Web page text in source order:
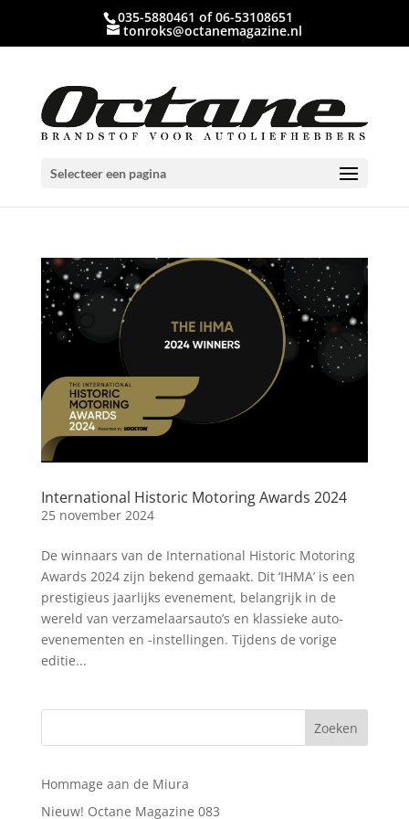
035-5880461 of 06-53108651
tonroks@octanemagazine.nl
Selecteer een pagina
International Historic Motoring Awards 2024
25 november 2024
De winnaars van de International Historic Motoring
Awards 2024 zijn bekend gemaakt. Dit ‘IHMA’ is een
prestigieus jaarlijks evenement, belangrijk in de
wereld van verzamelaarsauto’s en klassieke auto-
evenementen en -instellingen. Tijdens de vorige
editie...
Hommage aan de Miura
Nieuw! Octane Magazine 083